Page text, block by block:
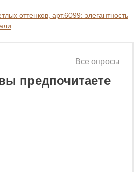
₽
оттенков, арт.6099: элегантность
предпочитаете
Все опросы